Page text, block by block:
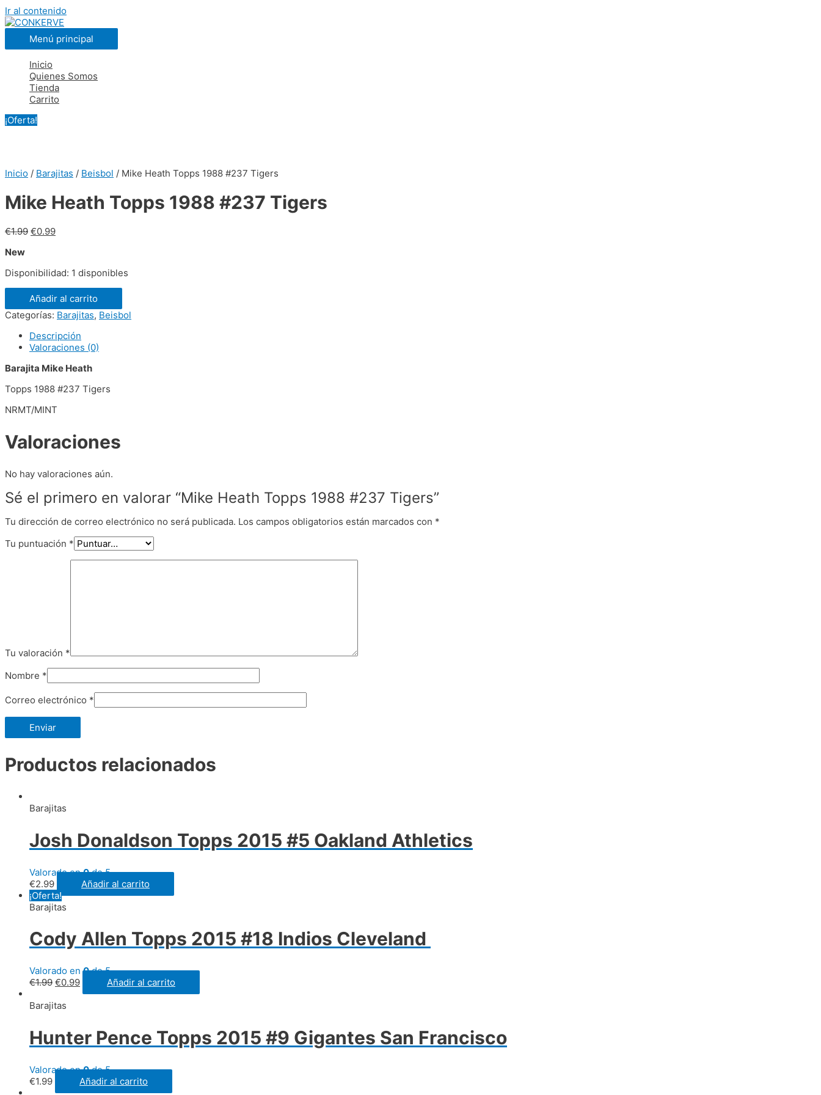
Ir al contenido
Menú principal
Inicio
Quienes Somos
Tienda
Carrito
¡Oferta!
Inicio / Barajitas / Beisbol / Mike Heath Topps 1988 #237 Tigers
Mike Heath Topps 1988 #237 Tigers
€1.99 €0.99
New
Disponibilidad: 1 disponibles
Añadir al carrito
Categorías: Barajitas, Beisbol
Descripción
Valoraciones (0)
Barajita Mike Heath
Topps 1988 #237 Tigers
NRMT/MINT
Valoraciones
No hay valoraciones aún.
Sé el primero en valorar “Mike Heath Topps 1988 #237 Tigers”
Tu dirección de correo electrónico no será publicada. Los campos obligatorios están marcados con *
Tu puntuación *
Tu valoración *
Nombre *
Correo electrónico *
Productos relacionados
Barajitas
Josh Donaldson Topps 2015 #5 Oakland Athletics
Valorado en0de 5
€2.99
Añadir al carrito
¡Oferta!
Barajitas
Cody Allen Topps 2015 #18 Indios Cleveland
Valorado en0de 5
€1.99 €0.99
Añadir al carrito
Barajitas
Hunter Pence Topps 2015 #9 Gigantes San Francisco
Valorado en0de 5
€1.99 Añadir al carrito